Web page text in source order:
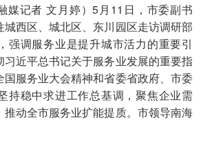
媒记者 文月婷）5月11日，市委副书
西区、城北区、东川园区走访调研部
强调服务业是提升城市活力的重要引
近平总书记关于服务业发展的重要指
服务业大会精神和省委省政府、市委
持稳中求进工作总基调，聚焦企业需
动全市服务业扩能提质。市领导南海